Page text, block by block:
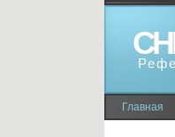
Главная